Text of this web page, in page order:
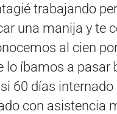
trabajando
una manija y te
al cien
lo íbamos a pasar
60 días
con asistencia